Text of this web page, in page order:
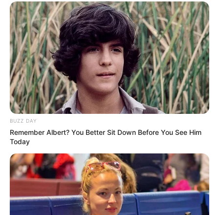
BUZZ DAY
Remember Albert? You Better Sit Down Before You See Him
Today